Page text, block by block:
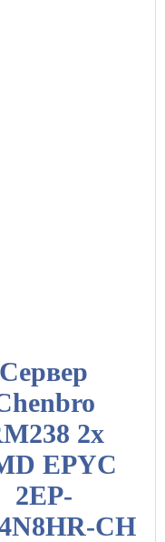
Сервер
2x
EPYC
2EP-
CH